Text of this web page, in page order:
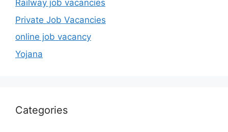
Railway job vacancies
Private Job Vacancies
online job vacancy
Yojana
Categories